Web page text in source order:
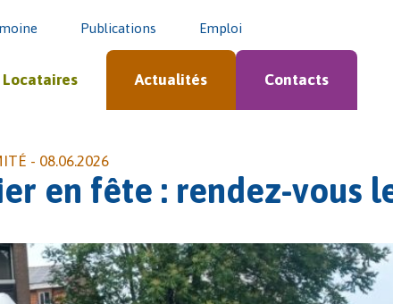
Publications Emploi
Locataires Actualités Contacts
- 08.06.2026
en fête : rendez-vous